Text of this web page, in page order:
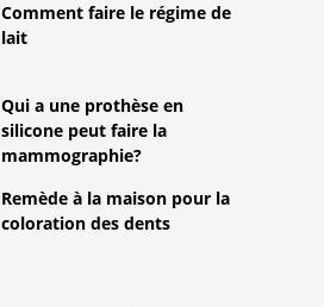
Comment faire le régime de
lait
Qui a une prothèse en
silicone peut faire la
mammographie?
Remède à la maison pour la
coloration des dents